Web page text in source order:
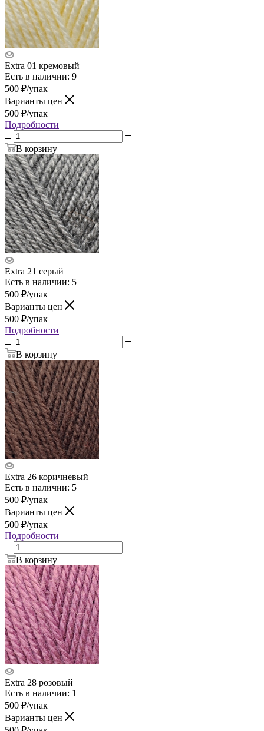
Extra 01 кремовый
Есть в наличии: 9
500 ₽/упак
Варианты цен
500 ₽/упак
Подробности
В корзину
Extra 21 серый
Есть в наличии: 5
500 ₽/упак
Варианты цен
500 ₽/упак
Подробности
В корзину
Extra 26 коричневый
Есть в наличии: 5
500 ₽/упак
Варианты цен
500 ₽/упак
Подробности
В корзину
Extra 28 розовый
Есть в наличии: 1
500 ₽/упак
Варианты цен